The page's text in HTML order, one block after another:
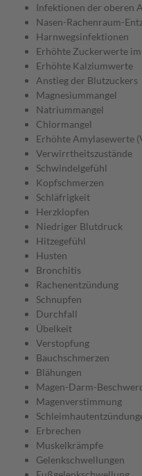
Infektionen der oberen
Nasen-Rachenraum-
Harnwegsinfektionen
Erhöhte Zuckerwerte
Erhöhte Kalziumwerte
Anstieg der Blutzuckers
Magnesiummangel
Natriummangel
Chlormangel
Erhöhte Amylasewerte
Verwirrtheitszustände
Schwindelgefühl
Kopfschmerzen
Schläfrigkeit
Herzklopfen
Niedriger Blutdruck
Hitzegefühl
Husten
Bronchitis
Rachenentzündung
Schnupfen
Durchfall
Übelkeit
Verstopfung
Bauchschmerzen
Blähungen
Magen-Darm-
Magenverstimmung
Erbrechen
Muskelkrämpfe
Gelenkschwellungen